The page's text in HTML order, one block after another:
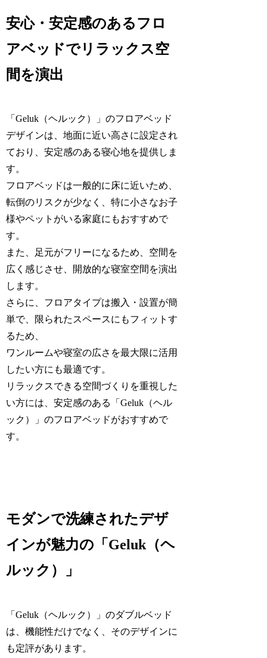
安心・安定感のあるフロ
アベッドでリラックス空
間を演出
「Geluk（ヘルック）」のフロアベッド
デザインは、地面に近い高さに設定され
ており、安定感のある寝心地を提供しま
す。
フロアベッドは一般的に床に近いため、
転倒のリスクが少なく、特に小さなお子
様やペットがいる家庭にもおすすめで
す。
また、足元がフリーになるため、空間を
広く感じさせ、開放的な寝室空間を演出
します。
さらに、フロアタイプは搬入・設置が簡
単で、限られたスペースにもフィットす
るため、
ワンルームや寝室の広さを最大限に活用
したい方にも最適です。
リラックスできる空間づくりを重視した
い方には、安定感のある「Geluk（ヘル
ック）」のフロアベッドがおすすめで
す。
モダンで洗練されたデザ
インが魅力の「Geluk（ヘ
ルック）」
「Geluk（ヘルック）」のダブルベッド
は、機能性だけでなく、そのデザインに
も定評があります。